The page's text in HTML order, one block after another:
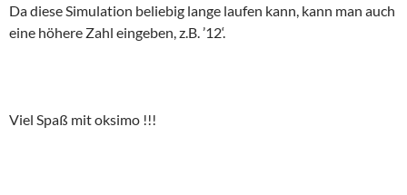
Da diese Simulation beliebig lange laufen kann, kann man auch
eine höhere Zahl eingeben, z.B. ’12‘.
Viel Spaß mit oksimo !!!